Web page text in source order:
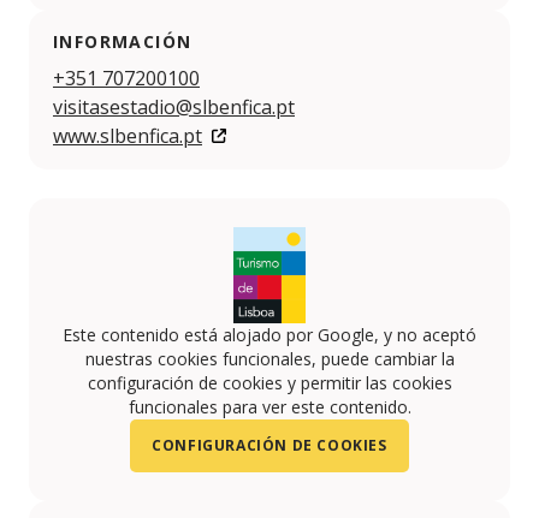
INFORMACIÓN
+351 707200100
visitasestadio@slbenfica.pt
www.slbenfica.pt
Este contenido está alojado por Google, y no aceptó
nuestras cookies funcionales, puede cambiar la
configuración de cookies y permitir las cookies
funcionales para ver este contenido.
CONFIGURACIÓN DE COOKIES